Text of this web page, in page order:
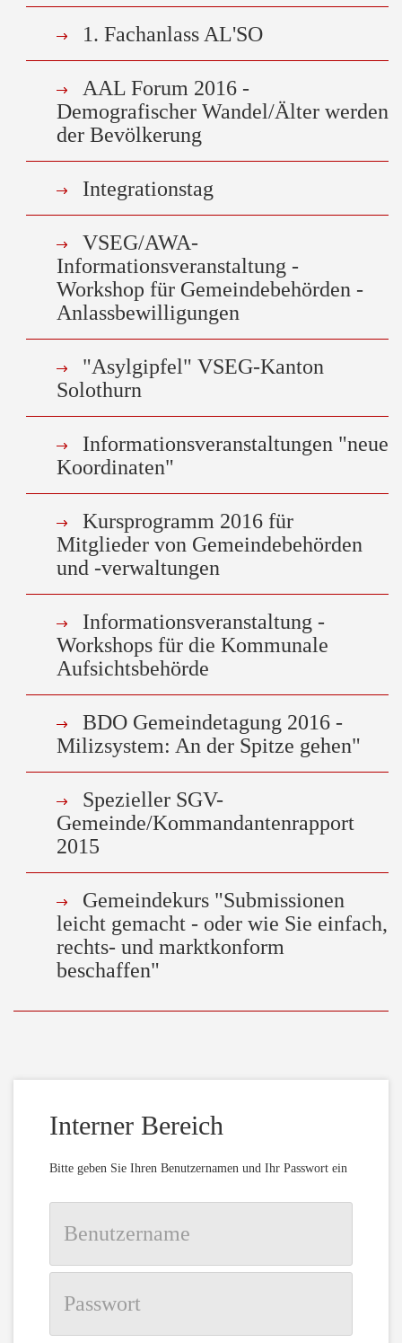
1. Fachanlass AL'SO
AAL Forum 2016 -
Demografischer Wandel/Älter werden
der Bevölkerung
Integrationstag
VSEG/AWA-
Informationsveranstaltung -
Workshop für Gemeindebehörden -
Anlassbewilligungen
"Asylgipfel" VSEG-Kanton
Solothurn
Informationsveranstaltungen "neue
Koordinaten"
Kursprogramm 2016 für
Mitglieder von Gemeindebehörden
und -verwaltungen
Informationsveranstaltung -
Workshops für die Kommunale
Aufsichtsbehörde
BDO Gemeindetagung 2016 -
Milizsystem: An der Spitze gehen"
Spezieller SGV-
Gemeinde/Kommandantenrapport
2015
Gemeindekurs "Submissionen
leicht gemacht - oder wie Sie einfach,
rechts- und marktkonform
beschaffen"
Interner Bereich
Bitte geben Sie Ihren Benutzernamen und Ihr Passwort ein